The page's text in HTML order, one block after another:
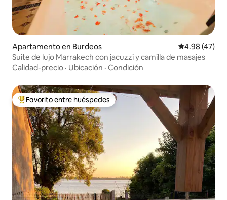
Apartamento en Burdeos Calificación
4.98 (47)
Suite de lujo Marrakech con jacuzzi y camilla de masajes
Calidad-precio · Ubicación · Condición
Favorito entre huéspedes preferido
Favorito entre huéspedes